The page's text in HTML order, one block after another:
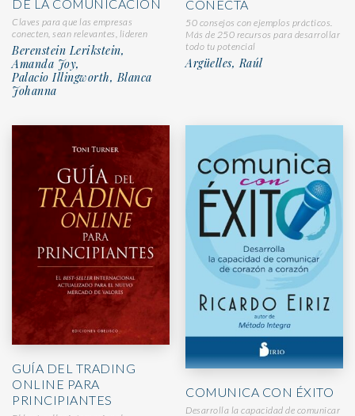
DE LA COMUNICACIÓN
Claves para que las empresas
conecten, sean relevantes, lideren
Berenstein Lerikstein,
Amanda Joy,
Palacio Illingworth, Blanca
Johanna
CONECTA
50 consejos con ejemplos prácticos.
Más de 250 recursos para desarrollar
todo tu potencial
Argüelles, Raúl
GUÍA DEL TRADING
ONLINE PARA
PRINCIPIANTES
COMUNICA CON ÉXITO
Desarrolla la capacidad de comunicar